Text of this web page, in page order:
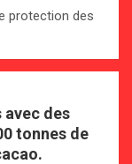
protection des
avec des
tonnes de